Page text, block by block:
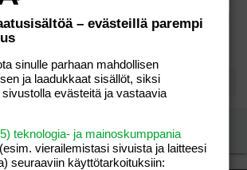
numerot pienimmästä suurimpaan
5
Ilmoita asiaton viesti
– evästeillä parempi
sinulle parhaan mahdollisen
ja laadukkaat sisällöt, siksi
evästeitä ja vastaavia
teknologia- ja mainoskumppania
vierailemis­tasi sivuista ja laitteesi
seuraaviin käyttötarkoituksiin: